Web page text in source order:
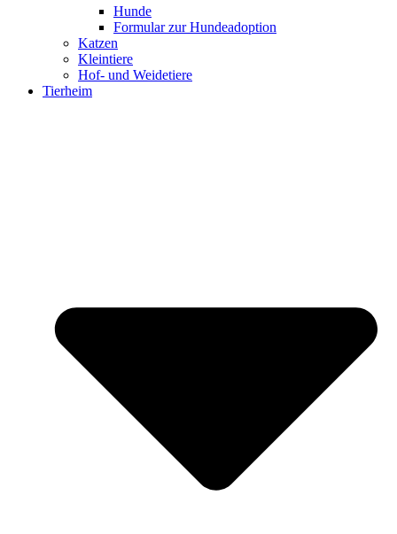
Hunde
Formular zur Hundeadoption
Katzen
Kleintiere
Hof- und Weidetiere
Tierheim